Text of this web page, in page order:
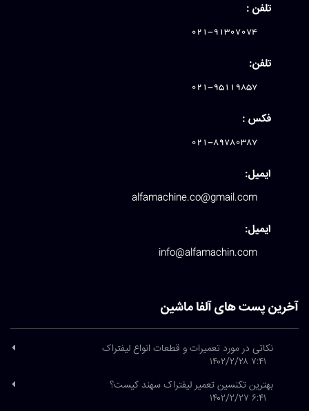
تلفن :
021-91307074
تلفن:
021-95119857
فکس :
021-89780387
ایمیل:
alfamachine.co@gmail.com
ایمیل:
info@alfamachin.com
آخرین پست های آلفا ماشین
نکاتی در مورد تعمیرات و قطعات انواع لیفتراک
۷:۴۱ ۱۴۰۲/۲/۲۸
بهترین تکنسین تعمیر لیفتراک سهند کیست؟
۶:۴۱ ۱۴۰۲/۲/۲۷